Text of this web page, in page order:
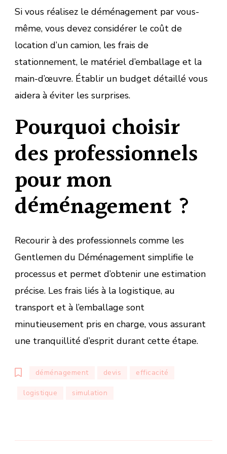
Si vous réalisez le déménagement par vous-
même, vous devez considérer le coût de
location d’un camion, les frais de
stationnement, le matériel d’emballage et la
main-d’œuvre. Établir un budget détaillé vous
aidera à éviter les surprises.
Pourquoi choisir
des professionnels
pour mon
déménagement ?
Recourir à des professionnels comme les
Gentlemen du Déménagement simplifie le
processus et permet d’obtenir une estimation
précise. Les frais liés à la logistique, au
transport et à l’emballage sont
minutieusement pris en charge, vous assurant
une tranquillité d’esprit durant cette étape.
déménagement devis efficacité
logistique simulation